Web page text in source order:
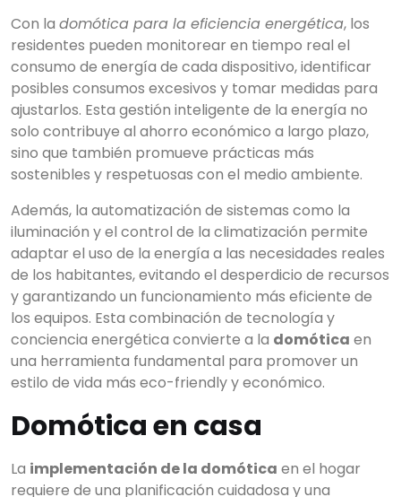
Con la domótica para la eficiencia energética, los
residentes pueden monitorear en tiempo real el
consumo de energía de cada dispositivo, identificar
posibles consumos excesivos y tomar medidas para
ajustarlos. Esta gestión inteligente de la energía no
solo contribuye al ahorro económico a largo plazo,
sino que también promueve prácticas más
sostenibles y respetuosas con el medio ambiente.
Además, la automatización de sistemas como la
iluminación y el control de la climatización permite
adaptar el uso de la energía a las necesidades reales
de los habitantes, evitando el desperdicio de recursos
y garantizando un funcionamiento más eficiente de
los equipos. Esta combinación de tecnología y
conciencia energética convierte a la domótica en
una herramienta fundamental para promover un
estilo de vida más eco-friendly y económico.
Domótica en casa
La implementación de la domótica en el hogar
requiere de una planificación cuidadosa y una